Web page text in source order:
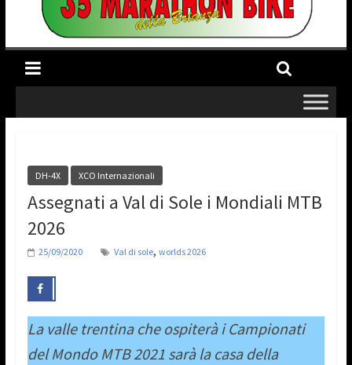
DH-4X XCO Internazionali
Assegnati a Val di Sole i Mondiali MTB
2026
25/09/2020 Val di sole, worlds 2026
La valle trentina che ospiterà i Campionati
del Mondo MTB 2021 sarà la casa della